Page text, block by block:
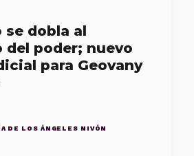
se dobla al
del poder; nuevo
para Geovany
DE LOS ÁNGELES NIVÓN